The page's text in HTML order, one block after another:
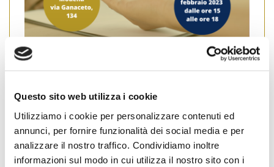
Questo sito web utilizza i cookie
Utilizziamo i cookie per personalizzare contenuti ed
annunci, per fornire funzionalità dei social media e per
analizzare il nostro traffico. Condividiamo inoltre
informazioni sul modo in cui utilizza il nostro sito con i
serie di incontri formativi, nell’arco dell’anno, con la
percorso dedicato alla psicologia di vendita, il secondo
argomento trattato: Tipologia del cliente Lunedì 27
febbraio 2023 dalle ore 15 alle ore 18 presso la CCIAA di
Modena in via […]